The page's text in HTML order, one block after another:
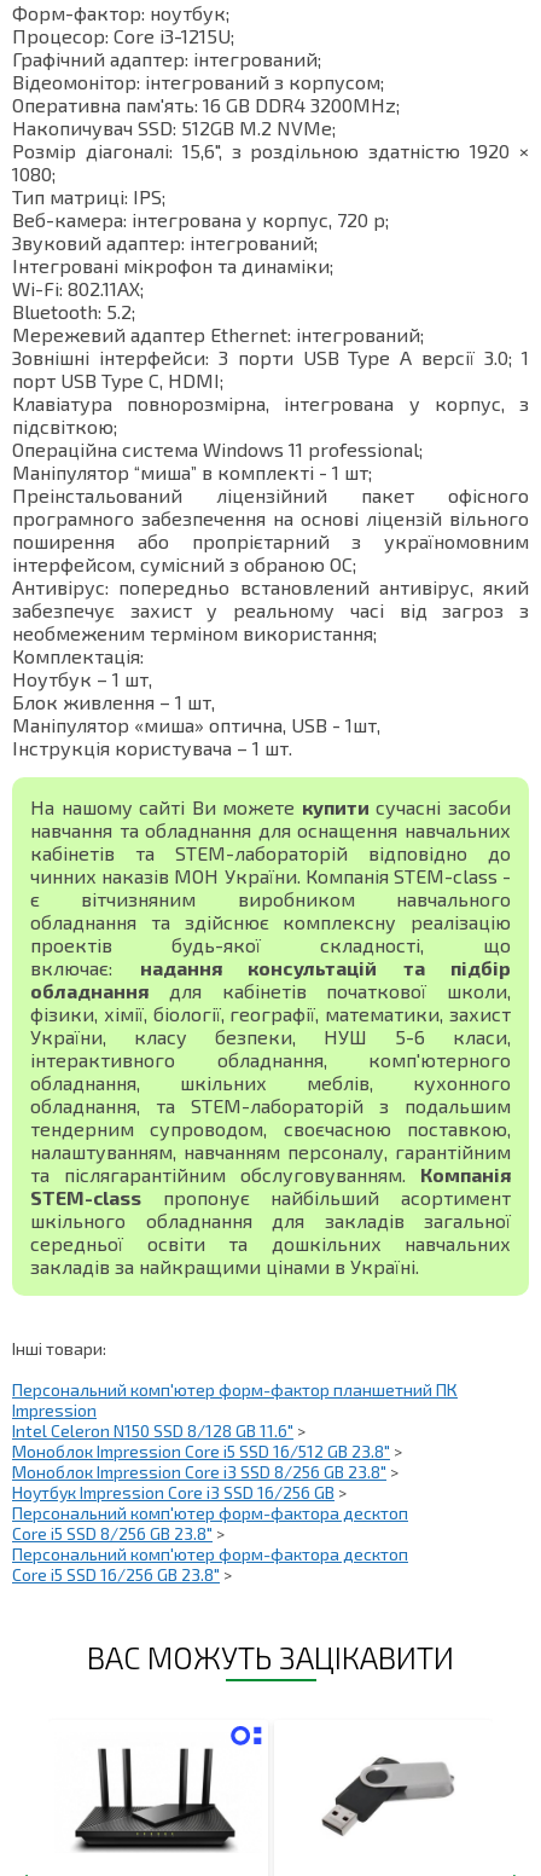
Форм-фактор: ноутбук;
Процесор: Core i3-1215U;
Графічний адаптер: інтегрований;
Відеомонітор: інтегрований з корпусом;
Оперативна пам'ять: 16 GB DDR4 3200MHz;
Накопичувач SSD: 512GB M.2 NVMe;
Розмір діагоналі: 15,6", з роздільною здатністю 1920 ×
1080;
Тип матриці: IPS;
Веб-камера: інтегрована у корпус, 720 p;
Звуковий адаптер: інтегрований;
Інтегровані мікрофон та динаміки;
Wi-Fi: 802.11AX;
Bluetooth: 5.2;
Мережевий адаптер Ethernet: інтегрований;
Зовнішні інтерфейси: 3 порти USB Type A версії 3.0; 1
порт USB Type C, HDMI;
Клавіатура повнорозмірна, інтегрована у корпус, з
підсвіткою;
Операційна система Windows 11 professional;
Маніпулятор “миша” в комплекті - 1 шт;
Преінстальований ліцензійний пакет офісного
програмного забезпечення на основі ліцензій вільного
поширення або пропрієтарний з україномовним
інтерфейсом, сумісний з обраною ОС;
Антивірус: попередньо встановлений антивірус, який
забезпечує захист у реальному часі від загроз з
необмеженим терміном використання;
Комплектація:
Ноутбук – 1 шт,
Блок живлення – 1 шт,
Маніпулятор «миша» оптична, USB - 1шт,
Інструкція користувача – 1 шт.
На нашому сайті Ви можете купити сучасні засоби
навчання та обладнання для оснащення навчальних
кабінетів та STEM-лабораторій відповідно до
чинних наказів МОН України. Компанія STEM-class -
є вітчизняним виробником навчального
обладнання та здійснює комплексну реалізацію
проектів будь-якої складності, що
включає: надання консультацій та підбір
обладнання для кабінетів початкової школи,
фізики, хімії, біології, географії, математики, захист
України, класу безпеки, НУШ 5-6 класи,
інтерактивного обладнання, комп'ютерного
обладнання, шкільних меблів, кухонного
обладнання, та STEM-лабораторій з подальшим
тендерним супроводом, своєчасною поставкою,
налаштуванням, навчанням персоналу, гарантійним
та післягарантійним обслуговуванням. Компанія
STEM-class пропонує найбільший асортимент
шкільного обладнання для закладів загальної
середньої освіти та дошкільних навчальних
закладів за найкращими цінами в Україні.
Інші товари:
Персональний комп'ютер форм-фактор планшетний ПК
Impression
Intel Celeron N150 SSD 8/128 GB 11.6" >
Моноблок Impression Core i5 SSD 16/512 GB 23.8" >
Моноблок Impression Core i3 SSD 8/256 GB 23.8" >
Ноутбук Impression Core i3 SSD 16/256 GB >
Персональний комп'ютер форм-фактора десктоп
Core i5 SSD 8/256 GB 23.8" >
Персональний комп'ютер форм-фактора десктоп
Core i5 SSD 16/256 GB 23.8" >
ВАС МОЖУТЬ ЗАЦІКАВИТИ